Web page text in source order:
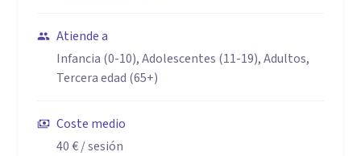
Atiende a
Infancia (0-10), Adolescentes (11-19), Adultos,
Tercera edad (65+)
Coste medio
40 €/ sesión